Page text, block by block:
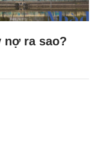
nợ ra sao?